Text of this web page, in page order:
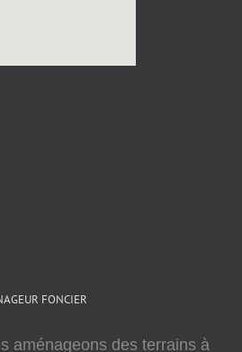
FONCIER
aménageons des terrains à